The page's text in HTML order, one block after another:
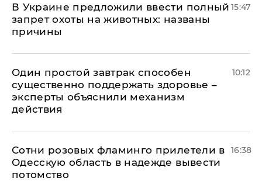
В Украине предложили ввести полный
запрет охоты на животных: названы
причины
15:47
Один простой завтрак способен
существенно поддержать здоровье –
эксперты объяснили механизм
действия
10:12
Сотни розовых фламинго прилетели в
Одесскую область в надежде вывести
потомство
16:38